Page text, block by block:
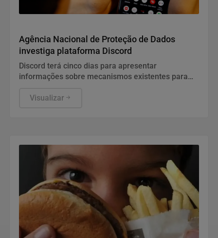
Agência Nacional de Proteção de Dados
investiga plataforma Discord
Discord terá cinco dias para apresentar
informações sobre mecanismos existentes para
crianças e adolescentes, informou a ANPD, em
Visualizar